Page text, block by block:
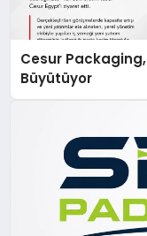
Cesur Packaging,
Büyütüyor